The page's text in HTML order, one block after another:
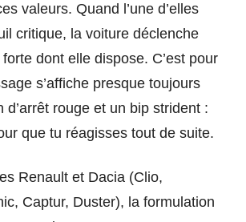
valeurs. Quand l’une d’elles
critique, la voiture déclenche
forte dont elle dispose. C’est pour
s’affiche presque toujours
d’arrêt rouge et un bip strident :
que tu réagisses tout de suite.
Renault et Dacia (Clio,
Captur, Duster), la formulation